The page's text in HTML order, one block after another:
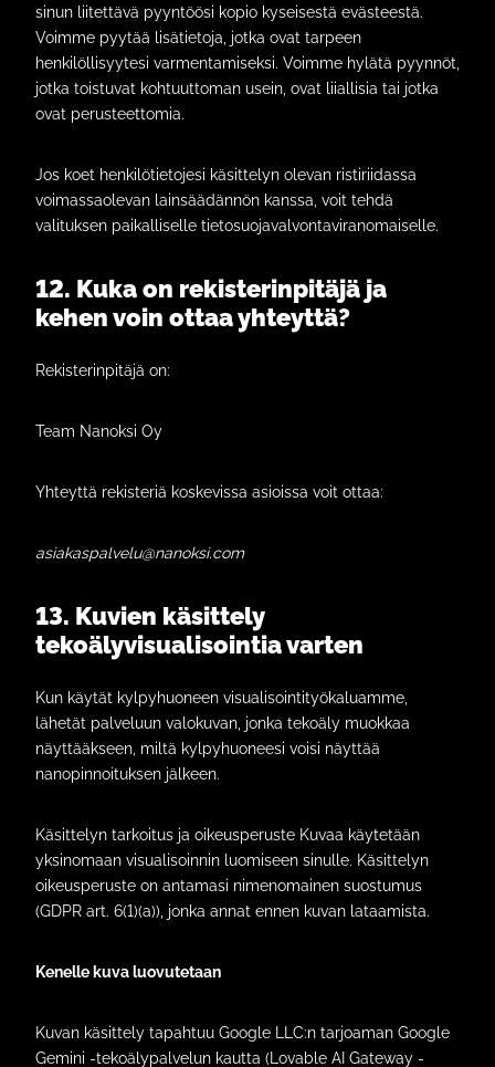
sinun liitettävä pyyntöösi kopio kyseisestä evästeestä.
Voimme pyytää lisätietoja, jotka ovat tarpeen
henkilöllisyytesi varmentamiseksi. Voimme hylätä pyynnöt,
jotka toistuvat kohtuuttoman usein, ovat liiallisia tai jotka
ovat perusteettomia.
Jos koet henkilötietojesi käsittelyn olevan ristiriidassa
voimassaolevan lainsäädännön kanssa, voit tehdä
valituksen paikalliselle tietosuojavalvontaviranomaiselle.
12. Kuka on rekisterinpitäjä ja
kehen voin ottaa yhteyttä?
Rekisterinpitäjä on:
Team Nanoksi Oy
Yhteyttä rekisteriä koskevissa asioissa voit ottaa:
asiakaspalvelu@nanoksi.com
13. Kuvien käsittely
tekoälyvisualisointia varten
Kun käytät kylpyhuoneen visualisointityökaluamme,
lähetät palveluun valokuvan, jonka tekoäly muokkaa
näyttääkseen, miltä kylpyhuoneesi voisi näyttää
nanopinnoituksen jälkeen.
Käsittelyn tarkoitus ja oikeusperuste Kuvaa käytetään
yksinomaan visualisoinnin luomiseen sinulle. Käsittelyn
oikeusperuste on antamasi nimenomainen suostumus
(GDPR art. 6(1)(a)), jonka annat ennen kuvan lataamista.
Kenelle kuva luovutetaan
Kuvan käsittely tapahtuu Google LLC:n tarjoaman Google
Gemini -tekoälypalvelun kautta (Lovable AI Gateway -